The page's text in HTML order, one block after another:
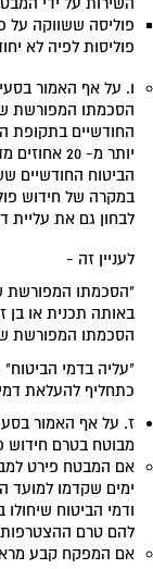
פוליסה ששווקה על
פוליסות לפיה לא
ו. על אף האמור
הסכמתו המפורשת
יותר מ- 20
הביטוח החודשיים
במקרה של חידוש
לבחון גם את עליית
לעניין זה -
באותה תכנית או
הסכמתו המפורשת של
"עליה בדמי הביטוח"
כתחליף להעלאת
ז. על אף האמור
מבוטח בטרם חידוש
ימים שקדמו למועד
ודמי הביטוח
להם טרם
אם המפקח קבע